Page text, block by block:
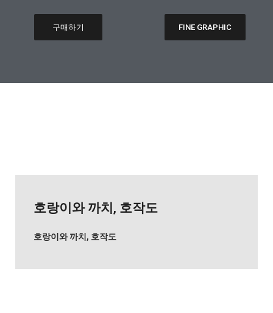
구매하기 FINE GRAPHIC
호랑이와 까치, 호작도
호랑이와 까치, 호작도